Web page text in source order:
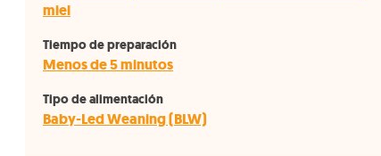
miel
Tiempo de preparación
Menos de 5 minutos
Tipo de alimentación
Baby-Led Weaning (BLW)